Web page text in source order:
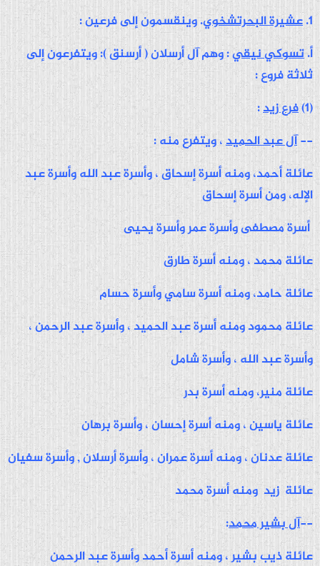
1. عشيرة البحرتشخوي. وينقسمون إلى فرعين :
أ.تسوكي نيقي: وهم آل أرسلان ( أرسنق ): ويتفرعون إلى
ثلاثة فروع :
(1) فرع زيد:
--آل عبد الحميد، ويتفرع منه :
عائلة أحمد، ومنه أسرة إسحاق ، وأسرة عبد الله وأسرة عبد
الإله، ومن أسرة إسحاق
أسرة مصطفى وأسرة عمر وأسرة يحيى
عائلة محمد ، ومنه أسرة طارق
عائلة حامد، ومنه أسرة سامي وأسرة حسام
عائلة محمود ومنه أسرة عبد الحميد ، وأسرة عبد الرحمن ،
وأسرة عبد الله ، وأسرة شامل
عائلة منير، ومنه أسرة بدر
عائلة ياسين ، ومنه أسرة إحسان ، وأسرة برهان
عائلة عدنان ، ومنه أسرة عمران ، وأسرة أرسلان , وأسرة سفيان
عائلة زيد ومنه أسرة محمد
--آل بشير محمد:
عائلة ذيب بشير ، ومنه أسرة أحمد وأسرة عبد الرحمن